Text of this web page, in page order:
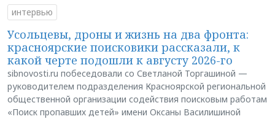
интервью
Усольцевы, дроны и жизнь на два фронта:
красноярские поисковики рассказали, к
какой черте подошли к августу 2026-го
sibnovosti.ru побеседовали со Светланой Торгашиной —
руководителем подразделения Красноярской региональной
общественной организации содействия поисковым работам
«Поиск пропавших детей» имени Оксаны Василишиной